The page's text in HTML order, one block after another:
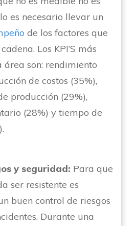
es necesario llevar un
de los factores que
Los KPI’S más
área son: rendimiento
de costos (35%),
producción (29%),
(28%) y tiempo de
y seguridad: Para que
ser resistente es
buen control de riesgos
Durante una